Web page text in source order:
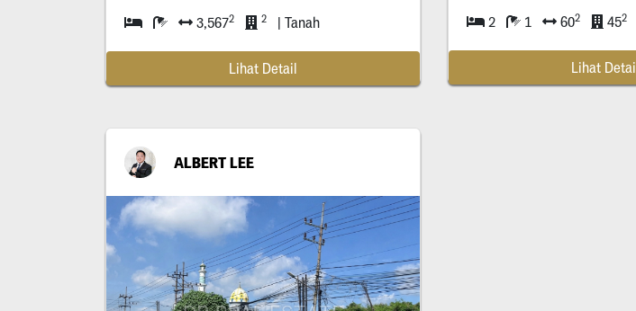
3,5672 2 | Tanah
Lihat Detail
2 1 602 452
Lihat Detail
ALBERT LEE